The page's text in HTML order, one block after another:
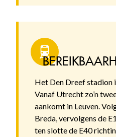
Het Den Dreef stadion
Vanaf Utrecht zo’n
aankomt in Leuven.
Breda, vervolgens de
ten slotte de E40